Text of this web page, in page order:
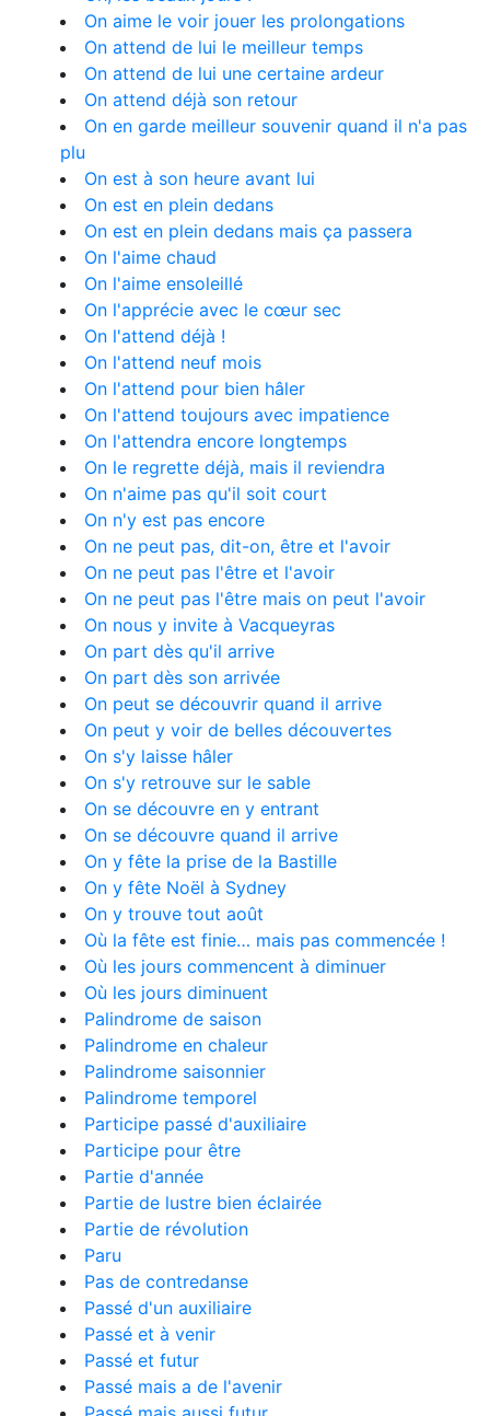
On aime le voir jouer les prolongations
On attend de lui le meilleur temps
On attend de lui une certaine ardeur
On attend déjà son retour
On en garde meilleur souvenir quand il n'a pas
plu
On est à son heure avant lui
On est en plein dedans
On est en plein dedans mais ça passera
On l'aime chaud
On l'aime ensoleillé
On l'apprécie avec le cœur sec
On l'attend déjà !
On l'attend neuf mois
On l'attend pour bien hâler
On l'attend toujours avec impatience
On l'attendra encore longtemps
On le regrette déjà, mais il reviendra
On n'aime pas qu'il soit court
On n'y est pas encore
On ne peut pas, dit-on, être et l'avoir
On ne peut pas l'être et l'avoir
On ne peut pas l'être mais on peut l'avoir
On nous y invite à Vacqueyras
On part dès qu'il arrive
On part dès son arrivée
On peut se découvrir quand il arrive
On peut y voir de belles découvertes
On s'y laisse hâler
On s'y retrouve sur le sable
On se découvre en y entrant
On se découvre quand il arrive
On y fête la prise de la Bastille
On y fête Noël à Sydney
On y trouve tout août
Où la fête est finie… mais pas commencée !
Où les jours commencent à diminuer
Où les jours diminuent
Palindrome de saison
Palindrome en chaleur
Palindrome saisonnier
Palindrome temporel
Participe passé d'auxiliaire
Participe pour être
Partie d'année
Partie de lustre bien éclairée
Partie de révolution
Paru
Pas de contredanse
Passé d'un auxiliaire
Passé et à venir
Passé et futur
Passé mais a de l'avenir